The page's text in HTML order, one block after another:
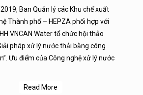
Ban Quản lý các Khu chế xuất
Thành phố – HEPZA phối hợp với
VNCAN Water tổ chức hội thảo
pháp xử lý nước thải bằng công
Ưu điểm của Công nghệ xử lý nước
Read More